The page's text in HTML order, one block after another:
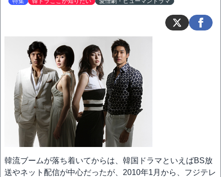
韓流ブームが落ち着いてからは、韓国ドラマといえばBS放
送やネット配信が中心だったが、2010年1月から、フジテレ